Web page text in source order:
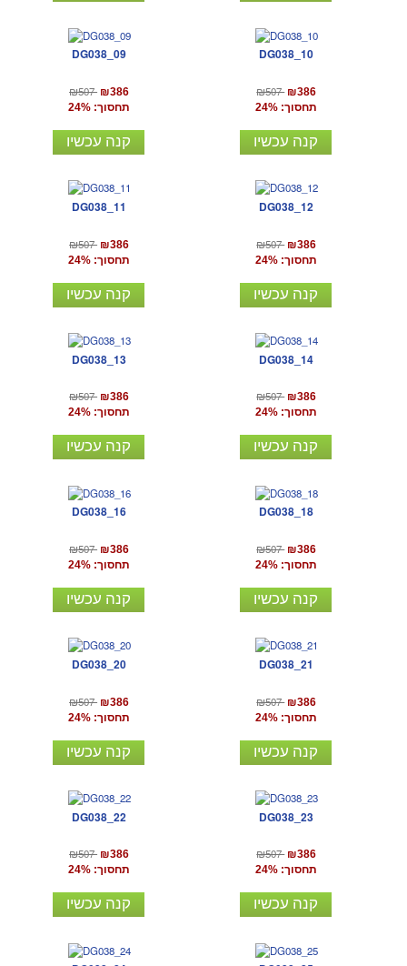
DG038_09
₪507 ₪386
תחסוך: 24%
קנה עכשיו
DG038_10
₪507 ₪386
תחסוך: 24%
קנה עכשיו
DG038_11
₪507 ₪386
תחסוך: 24%
קנה עכשיו
DG038_12
₪507 ₪386
תחסוך: 24%
קנה עכשיו
DG038_13
₪507 ₪386
תחסוך: 24%
קנה עכשיו
DG038_14
₪507 ₪386
תחסוך: 24%
קנה עכשיו
DG038_16
₪507 ₪386
תחסוך: 24%
קנה עכשיו
DG038_18
₪507 ₪386
תחסוך: 24%
קנה עכשיו
DG038_20
₪507 ₪386
תחסוך: 24%
קנה עכשיו
DG038_21
₪507 ₪386
תחסוך: 24%
קנה עכשיו
DG038_22
₪507 ₪386
תחסוך: 24%
קנה עכשיו
DG038_23
₪507 ₪386
תחסוך: 24%
קנה עכשיו